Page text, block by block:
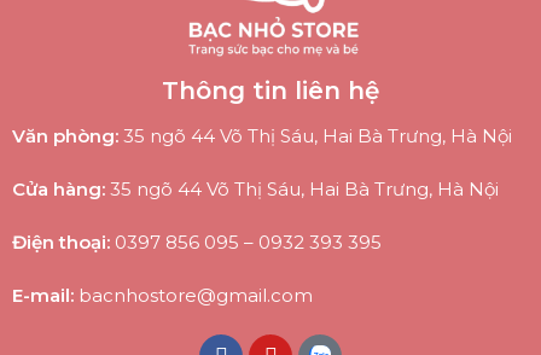
Thông tin liên hệ
Văn phòng: 35 ngõ 44 Võ Thị Sáu, Hai Bà Trưng, Hà Nội
Cửa hàng: 35 ngõ 44 Võ Thị Sáu, Hai Bà Trưng, Hà Nội
Điện thoại: 0397 856 095 – 0932 393 395
E-mail: bacnhostore@gmail.com